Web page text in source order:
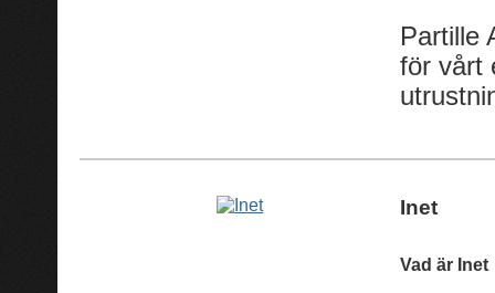
Partille
för vårt
Inet
Vad är Inet